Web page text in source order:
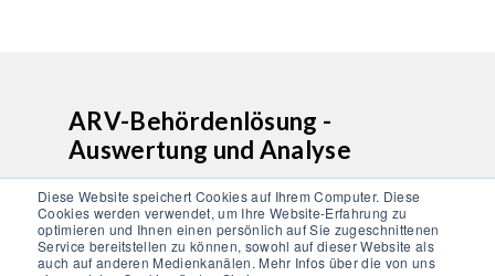
Diese Website speichert Cookies auf Ihrem Computer. Diese
Cookies werden verwendet, um Ihre Website-Erfahrung zu
optimieren und Ihnen einen persönlich auf Sie zugeschnittenen
Service bereitstellen zu können, sowohl auf dieser Website als
auch auf anderen Medienkanälen. Mehr Infos über die von uns
ARV-Behördenlösung -
Auswertung und Analyse
Möglichkeit, verschiedene Ansichten der
Daten (Auswertefenster) auf verschiedenen
Bildschirmen gleichzeitig zu bearbeiten,